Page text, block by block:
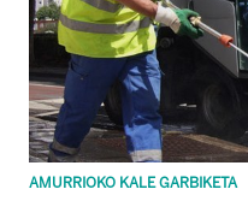
AMURRIOKO KALE GARBIKETA